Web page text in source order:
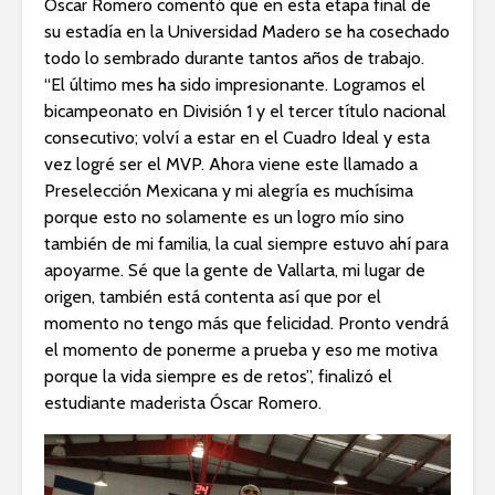
Óscar Romero comentó que en esta etapa final de
su estadía en la Universidad Madero se ha cosechado
todo lo sembrado durante tantos años de trabajo.
“El último mes ha sido impresionante. Logramos el
bicampeonato en División 1 y el tercer título nacional
consecutivo; volví a estar en el Cuadro Ideal y esta
vez logré ser el MVP. Ahora viene este llamado a
Preselección Mexicana y mi alegría es muchísima
porque esto no solamente es un logro mío sino
también de mi familia, la cual siempre estuvo ahí para
apoyarme. Sé que la gente de Vallarta, mi lugar de
origen, también está contenta así que por el
momento no tengo más que felicidad. Pronto vendrá
el momento de ponerme a prueba y eso me motiva
porque la vida siempre es de retos”, finalizó el
estudiante maderista Óscar Romero.